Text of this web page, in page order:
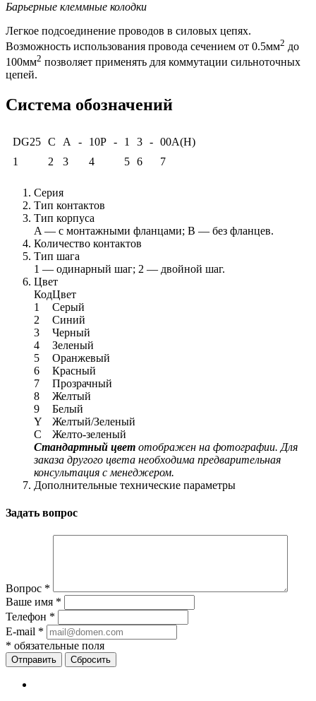
Барьерные клеммные колодки
Легкое подсоединение проводов в силовых цепях.
Возможность использования провода сечением от 0.5мм2 до
100мм2 позволяет применять для коммутации сильноточных
цепей.
Система обозначений
DG25 C A - 10P - 1 3 - 00A(H)
1
2 3 4 5 6 7
Серия
Тип контактов
Тип корпуса
A — с монтажными фланцами; B — без фланцев.
Количество контактов
Тип шага
1 — одинарный шаг; 2 — двойной шаг.
Цвет
КодЦвет
1
Серый
2
Синий
3
Черный
4
Зеленый
5
Оранжевый
6
Красный
7
Прозрачный
8
Желтый
9
Белый
Y
Желтый/Зеленый
C
Желто-зеленый
Стандартный цвет отображен на фотографии. Для
заказа другого цвета необходима предварительная
консультация с менеджером.
Дополнительные технические параметры
Задать вопрос
Вопрос *
Ваше имя *
Телефон *
E-mail *
* обязательные поля
Сбросить